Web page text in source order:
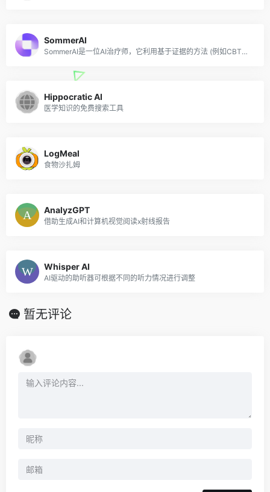
SommerAI
SommerAI是一位AI治疗师，它利用基于证据的方法 (例如CBT，SFBT和RRT) 以及生活技巧，通过每周的时间表为个人提供个性化的精神卫生支持。
Hippocratic AI
医学知识的免费搜索工具
LogMeal
食物沙扎姆
AnalyzGPT
借助生成AI和计算机视觉阅读x射线报告
Whisper AI
AI驱动的助听器可根据不同的听力情况进行调整
暂无评论